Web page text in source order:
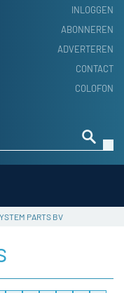
INLOGGEN
ABONNEREN
ADVERTEREN
CONTACT
COLOFON
PARTS BV